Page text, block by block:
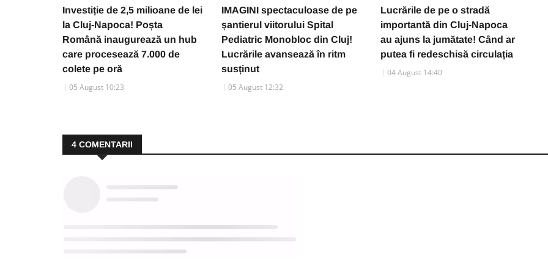
Investiție de 2,5 milioane de lei
la Cluj-Napoca! Poșta
Română inaugurează un hub
care procesează 7.000 de
colete pe oră
05 August 10:23
IMAGINI spectaculoase de pe
șantierul viitorului Spital
Pediatric Monobloc din Cluj!
Lucrările avansează în ritm
susținut
05 August 12:32
Lucrările de pe o stradă
importantă din Cluj-Napoca
au ajuns la jumătate! Când ar
putea fi redeschisă circulația
04 August 14:40
4 COMENTARII